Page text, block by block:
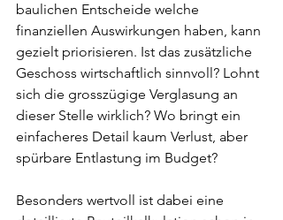
baulichen Entscheide welche
finanziellen Auswirkungen haben, kann
gezielt priorisieren. Ist das zusätzliche
Geschoss wirtschaftlich sinnvoll? Lohnt
sich die grosszügige Verglasung an
dieser Stelle wirklich? Wo bringt ein
einfacheres Detail kaum Verlust, aber
spürbare Entlastung im Budget?
Besonders wertvoll ist dabei eine